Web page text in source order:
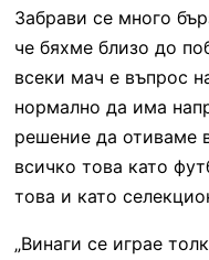
Забрави се много
че бяхме близо до
всеки мач е въпрос
нормално да има
решение да отиваме
всичко това като
това и като
„Винаги се играе